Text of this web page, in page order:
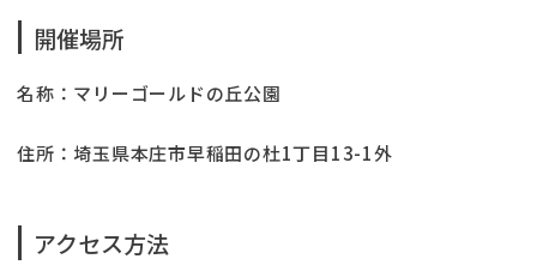
開催場所
名称：マリーゴールドの丘公園
住所：埼玉県本庄市早稲田の杜1丁目13-1外
アクセス方法